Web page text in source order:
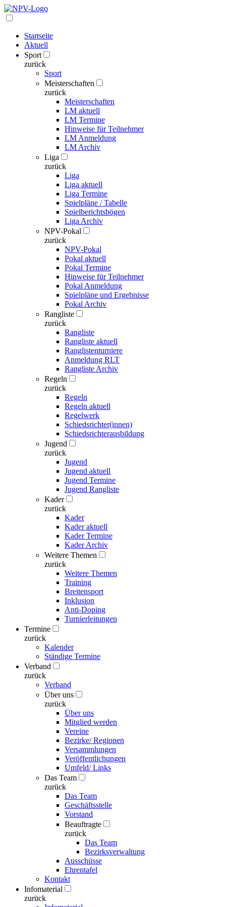
Startseite
Aktuell
Sport
zurück
Sport
Meisterschaften
zurück
Meisterschaften
LM aktuell
LM Termine
Hinweise für Teilnehmer
LM Anmeldung
LM Archiv
Liga
zurück
Liga
Liga aktuell
Liga Termine
Spielpläne / Tabelle
Spielberichtsbögen
Liga Archiv
NPV-Pokal
zurück
NPV-Pokal
Pokal aktuell
Pokal Termine
Hinweise für Teilnehmer
Pokal Anmeldung
Spielpläne und Ergebnisse
Pokal Archiv
Rangliste
zurück
Rangliste
Rangliste aktuell
Ranglistenturniere
Anmeldung RLT
Rangliste Archiv
Regeln
zurück
Regeln
Regeln aktuell
Regelwerk
Schiedsrichter(innen)
Schiedsrichterausbildung
Jugend
zurück
Jugend
Jugend aktuell
Jugend Termine
Jugend Rangliste
Kader
zurück
Kader
Kader aktuell
Kader Termine
Kader Archiv
Weitere Themen
zurück
Weitere Themen
Training
Breitensport
Inklusion
Anti-Doping
Turnierleitungen
Termine
zurück
Kalender
Ständige Termine
Verband
zurück
Verband
Über uns
zurück
Über uns
Mitglied werden
Vereine
Bezirke/ Regionen
Versammlungen
Veröffentlichungen
Umfeld/ Links
Das Team
zurück
Das Team
Geschäftsstelle
Vorstand
Beauftragte
zurück
Das Team
Bezirksverwaltung
Ausschüsse
Ehrentafel
Kontakt
Infomaterial
zurück